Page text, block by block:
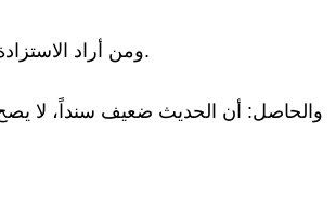
ومن أراد الاستزادة في تخريج الحديث فليراجع كتاب "المساجد السبعة" للشيخ عبد الله بن محمد الأنصاري (ص 11- 15)، ففيه بحث موسع حول هذا الحديث وعلله.
والحاصل: أن الحديث ضعيف سنداً، لا